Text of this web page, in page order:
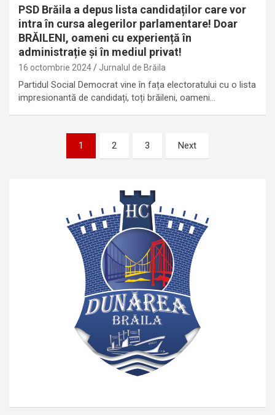
PSD Brăila a depus lista candidaților care vor
intra în cursa alegerilor parlamentare! Doar
BRĂILENI, oameni cu experiență în
administrație și în mediul privat!
16 octombrie 2024 Jurnalul de Brăila
Partidul Social Democrat vine în fața electoratului cu o lista
impresionantă de candidați, toți brăileni, oameni…
1 2 3 Next